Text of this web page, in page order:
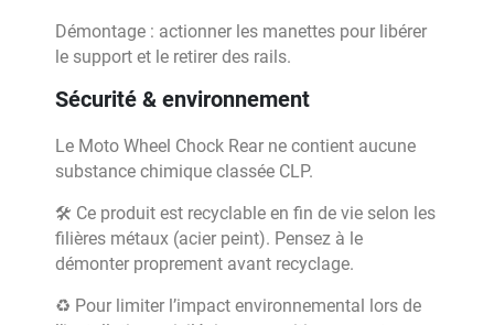
Démontage : actionner les manettes pour libérer
le support et le retirer des rails.
Sécurité & environnement
Le Moto Wheel Chock Rear ne contient aucune
substance chimique classée CLP.
🛠 Ce produit est recyclable en fin de vie selon les
filières métaux (acier peint). Pensez à le
démonter proprement avant recyclage.
♻️ Pour limiter l’impact environnemental lors de